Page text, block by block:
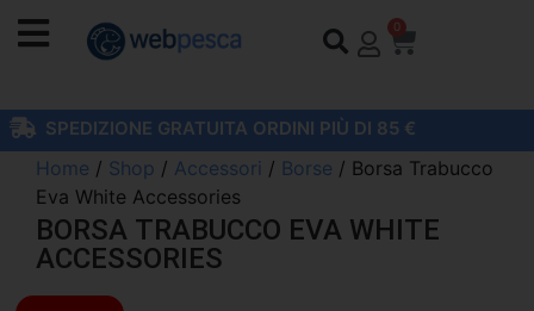
0
SPEDIZIONE GRATUITA ORDINI PIÙ DI 85 €
Home / Shop / Accessori / Borse / Borsa Trabucco
Eva White Accessories
BORSA TRABUCCO EVA WHITE
ACCESSORIES